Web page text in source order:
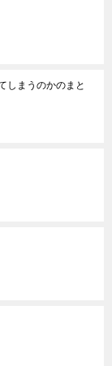
しまうのかのまと